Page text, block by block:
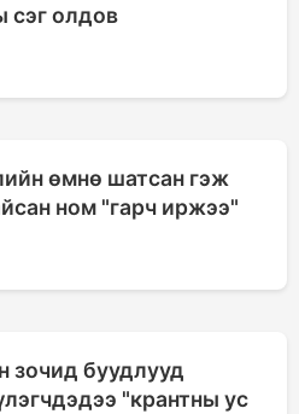
сэг олдов
өмнө шатсан гэж
ном "гарч иржээ"
зочид буудлууд
"крантны ус